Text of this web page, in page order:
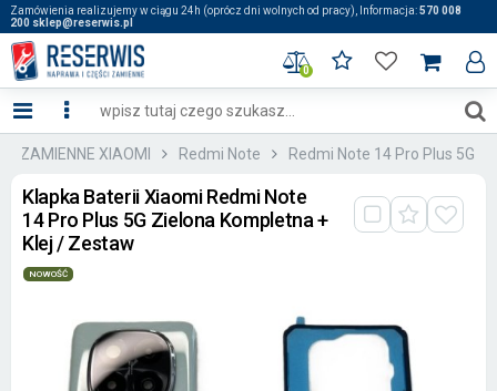
Zamówienia realizujemy w ciągu 24h (oprócz dni wolnych od pracy), Informacja:570 008
200 sklep@reserwis.pl
0
ZAMIENNE XIAOMI Redmi Note Redmi Note 14 Pro Plus 5G
Klapka Baterii Xiaomi Redmi Note
14 Pro Plus 5G Zielona Kompletna +
Klej / Zestaw
NOWOŚĆ